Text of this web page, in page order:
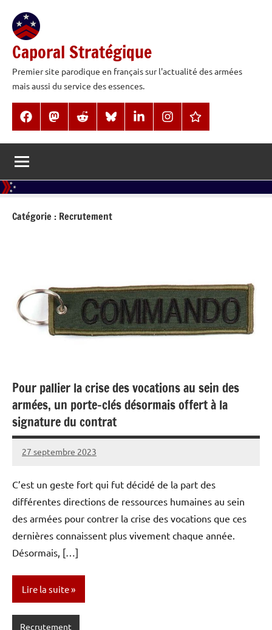
contenu
Caporal Stratégique
Premier site parodique en français sur l'actualité des armées
mais aussi du service des essences.
FacebookMastodonReddit BlueSkyLinkedInInstagramThreads
Catégorie : Recrutement
Pour pallier la crise des vocations au sein des
armées, un porte-clés désormais offert à la
signature du contrat
27 septembre 2023
Caporal
2
C’est un geste fort qui fut décidé de la part des
différentes directions de ressources humaines au sein
des armées pour contrer la crise des vocations que ces
dernières connaissent plus vivement chaque année.
Désormais, […]
Lire la suite
Recrutement